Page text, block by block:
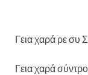
Γεια χαρά ρε συ
Γεια χαρά